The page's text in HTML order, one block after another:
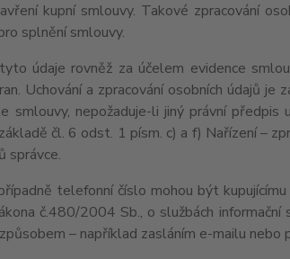
kupní smlouvy. Takové zpracování
splnění smlouvy.
údaje rovněž za účelem evidence
Uchování a zpracování osobních údajů
smlouvy, nepožaduje-li jiný právní
čl. 6 odst. 1 písm. c) a f) Nařízení –
správce.
telefonní číslo mohou být
č.480/2004 Sb., o službách
– například zasláním e-mailu